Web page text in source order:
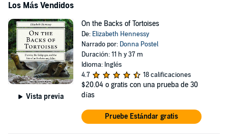
Los Más Vendidos
Vista previa
On the Backs of Tortoises
De: Elizabeth Hennessy
Narrado por: Donna Postel
Duración: 11 h y 37 m
Idioma: Inglés
4.7
18 calificaciones
$20.04 o gratis con una prueba de 30
días
Pruebe Estándar gratis